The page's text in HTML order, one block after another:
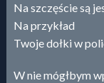
Na szczęście są
Na przykład
Twoje dołki w
W nie mógłbym